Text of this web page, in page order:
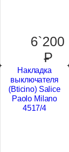
6`200
P
Накладка
выключателя
(Bticino) Salice
Paolo Milano
4517/4